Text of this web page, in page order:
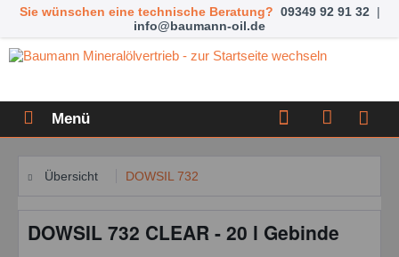
Sie wünschen eine technische Beratung? 09349 92 91 32 |
info@baumann-oil.de
Menü
Übersicht DOWSIL 732
DOWSIL 732 CLEAR - 20 l Gebinde